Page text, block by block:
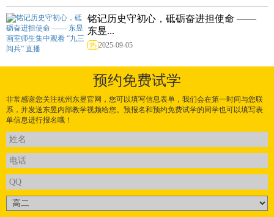
铭记历史守初心，砥砺奋进担使命 ——
东昱...
热 2025-09-05
预约免费试学
非常感谢您关注杭州东昱官网，您可以填写信息表单，我们会在第一时间与您联
系，并发送东昱内部教学视频给您。预报名和预约免费试学的同学也可以填写表
单信息进行报名哦！